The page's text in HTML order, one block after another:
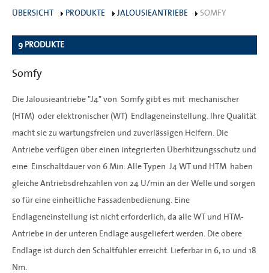
ÜBERSICHT PRODUKTE JALOUSIEANTRIEBE SOMFY
9 PRODUKTE
Somfy
Die Jalousieantriebe "J4" von Somfy gibt es mit mechanischer
(HTM) oder elektronischer (WT) Endlageneinstellung. Ihre Qualität
macht sie zu wartungsfreien und zuverlässigen Helfern. Die
Antriebe verfügen über einen integrierten Überhitzungsschutz und
eine Einschaltdauer von 6 Min. Alle Typen J4 WT und HTM haben
gleiche Antriebsdrehzahlen von 24 U/min an der Welle und sorgen
so für eine einheitliche Fassadenbedienung. Eine
Endlageneinstellung ist nicht erforderlich, da alle WT und HTM-
Antriebe in der unteren Endlage ausgeliefert werden. Die obere
Endlage ist durch den Schaltfühler erreicht. Lieferbar in 6, 10 und 18
Nm.